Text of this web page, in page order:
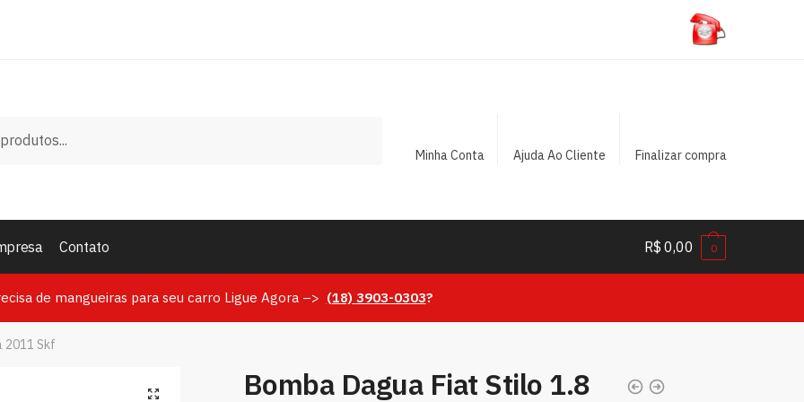
Minha Conta Ajuda Ao Cliente Finalizar compra
Contato R$ 0,00 0
de mangueiras para seu carro Ligue Agora –> (18) 3903-0303?
2011 Skf
🔍
Bomba Dagua Fiat Stilo 1.8